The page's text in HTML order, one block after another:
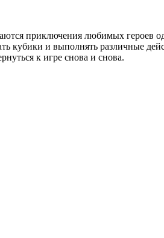
приключения любимых героев
кубики и выполнять различные
к игре снова и снова.